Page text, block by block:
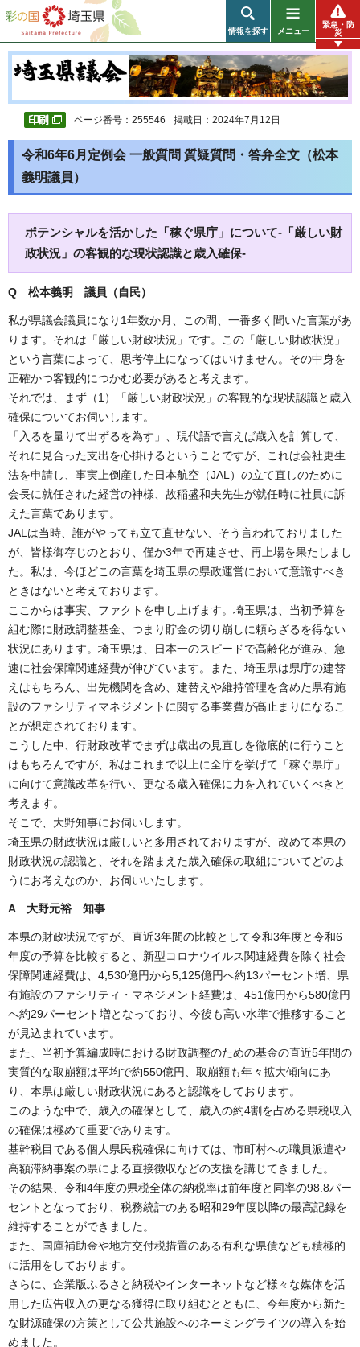
彩の国 埼玉県
情報を探す メニュー
緊急・防
災
ページ番号：255546 掲載日：2024年7月12日
令和6年6月定例会 一般質問 質疑質問・答弁全文（松本
義明議員）
ポテンシャルを活かした「稼ぐ県庁」について-「厳しい財
政状況」の客観的な現状認識と歳入確保-
Q 松本義明 議員（自民）
私が県議会議員になり1年数か月、この間、一番多く聞いた言葉があ
ります。それは「厳しい財政状況」です。この「厳しい財政状況」
という言葉によって、思考停止になってはいけません。その中身を
正確かつ客観的につかむ必要があると考えます。
それでは、まず（1）「厳しい財政状況」の客観的な現状認識と歳入
確保についてお伺いします。
「入るを量りて出ずるを為す」、現代語で言えば歳入を計算して、
それに見合った支出を心掛けるということですが、これは会社更生
法を申請し、事実上倒産した日本航空（JAL）の立て直しのために
会長に就任された経営の神様、故稲盛和夫先生が就任時に社員に訴
えた言葉であります。
JALは当時、誰がやっても立て直せない、そう言われておりました
が、皆様御存じのとおり、僅か3年で再建させ、再上場を果たしまし
た。私は、今ほどこの言葉を埼玉県の県政運営において意識すべき
ときはないと考えております。
ここからは事実、ファクトを申し上げます。埼玉県は、当初予算を
組む際に財政調整基金、つまり貯金の切り崩しに頼らざるを得ない
状況にあります。埼玉県は、日本一のスピードで高齢化が進み、急
速に社会保障関連経費が伸びています。また、埼玉県は県庁の建替
えはもちろん、出先機関を含め、建替えや維持管理を含めた県有施
設のファシリティマネジメントに関する事業費が高止まりになるこ
とが想定されております。
こうした中、行財政改革でまずは歳出の見直しを徹底的に行うこと
はもちろんですが、私はこれまで以上に全庁を挙げて「稼ぐ県庁」
に向けて意識改革を行い、更なる歳入確保に力を入れていくべきと
考えます。
そこで、大野知事にお伺いします。
埼玉県の財政状況は厳しいと多用されておりますが、改めて本県の
財政状況の認識と、それを踏まえた歳入確保の取組についてどのよ
うにお考えなのか、お伺いいたします。
A 大野元裕 知事
本県の財政状況ですが、直近3年間の比較として令和3年度と令和6
年度の予算を比較すると、新型コロナウイルス関連経費を除く社会
保障関連経費は、4,530億円から5,125億円へ約13パーセント増、県
有施設のファシリティ・マネジメント経費は、451億円から580億円
へ約29パーセント増となっており、今後も高い水準で推移すること
が見込まれています。
また、当初予算編成時における財政調整のための基金の直近5年間の
実質的な取崩額は平均で約550億円、取崩額も年々拡大傾向にあ
り、本県は厳しい財政状況にあると認識をしております。
このような中で、歳入の確保として、歳入の約4割を占める県税収入
の確保は極めて重要であります。
基幹税目である個人県民税確保に向けては、市町村への職員派遣や
高額滞納事案の県による直接徴収などの支援を講じてきました。
その結果、令和4年度の県税全体の納税率は前年度と同率の98.8パー
セントとなっており、税務統計のある昭和29年度以降の最高記録を
維持することができました。
また、国庫補助金や地方交付税措置のある有利な県債なども積極的
に活用をしております。
さらに、企業版ふるさと納税やインターネットなど様々な媒体を活
用した広告収入の更なる獲得に取り組むとともに、今年度から新た
な財源確保の方策として公共施設へのネーミングライツの導入を始
めました。